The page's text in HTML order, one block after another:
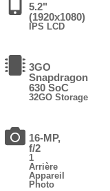
5.2"
(1920x1080)
IPS LCD
3GO
Snapdragon
630 SoC
32GO Storage
16-MP,
f/2
1
Arrière
Appareil
Photo